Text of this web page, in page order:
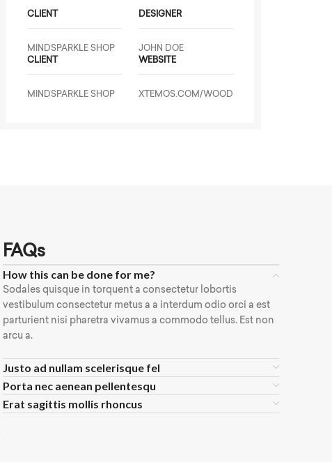
CLIENT
MINDSPARKLE SHOP
DESIGNER
JOHN DOE
CLIENT
MINDSPARKLE SHOP
WEBSITE
XTEMOS.COM/WOOD
FAQs
How this can be done for me?
Sodales quisque in torquent a consectetur lobortis
vestibulum consectetur metus a a interdum odio orci a est
parturient nisi pharetra vivamus a commodo tellus. Est non
arcu a.
Justo ad nullam scelerisque fel
Porta nec aenean pellentesqu
Erat sagittis mollis rhoncus